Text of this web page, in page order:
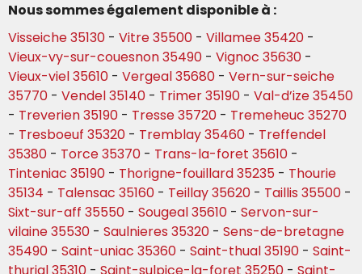
Nous sommes également disponible à :
Visseiche 35130 - Vitre 35500 - Villamee 35420 -
Vieux-vy-sur-couesnon 35490 - Vignoc 35630 -
Vieux-viel 35610 - Vergeal 35680 - Vern-sur-seiche
35770 - Vendel 35140 - Trimer 35190 - Val-d’ize 35450
- Treverien 35190 - Tresse 35720 - Tremeheuc 35270
- Tresboeuf 35320 - Tremblay 35460 - Treffendel
35380 - Torce 35370 - Trans-la-foret 35610 -
Tinteniac 35190 - Thorigne-fouillard 35235 - Thourie
35134 - Talensac 35160 - Teillay 35620 - Taillis 35500 -
Sixt-sur-aff 35550 - Sougeal 35610 - Servon-sur-
vilaine 35530 - Saulnieres 35320 - Sens-de-bretagne
35490 - Saint-uniac 35360 - Saint-thual 35190 - Saint-